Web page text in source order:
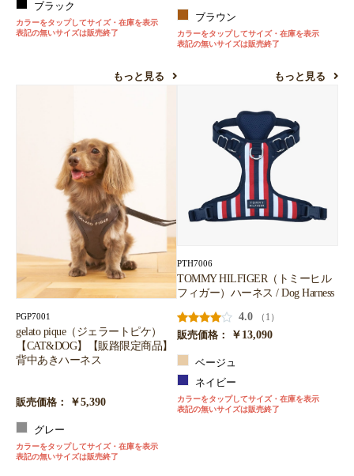
ブラック
カラーをタップしてサイズ・在庫を表示
表記の無いサイズは販売終了
もっと見る
ブラウン
カラーをタップしてサイズ・在庫を表示
表記の無いサイズは販売終了
もっと見る
PGP7001
gelato pique（ジェラートピケ）
【CAT&DOG】【販路限定商品】
背中あきハーネス
販売価格： ￥5,390
グレー
カラーをタップしてサイズ・在庫を表示
表記の無いサイズは販売終了
PTH7006
TOMMY HILFIGER（トミーヒル
フィガー）ハーネス / Dog Harness
4.0
（1）
販売価格：
￥13,090
ベージュ
ネイビー
カラーをタップしてサイズ・在庫を表示
表記の無いサイズは販売終了